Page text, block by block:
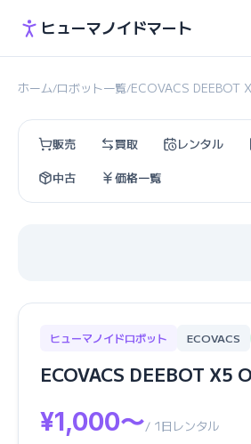
ヒューマノイドマート
ホーム/ロボット一覧/ECOVACS DEEBOT
販売 買取 レンタル
中古
価格一覧
ヒューマノイドロボット ECOVACS
ECOVACS DEEBOT X5
¥1,000〜/ 1日レンタル